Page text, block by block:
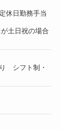
休日勤務手当
土日祝の場合
シフト制・